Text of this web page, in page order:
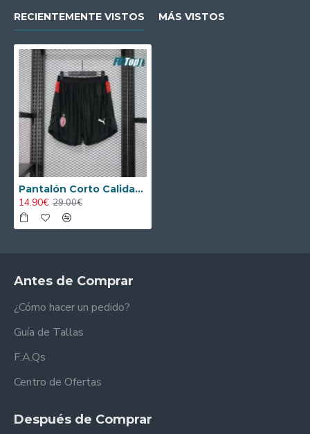
RECIENTEMENTE VISTOS MÁS VISTOS
Pantalón Corto Calidad THAI AC Milan Primera Equipación 2025/2026 Versión Jugador
14.90€ 29.00€
Antes de Comprar
¿Cómo hacer un pedido?
Guía de Tallas
F.A.Qs
Centro de Ofertas
Después de Comprar